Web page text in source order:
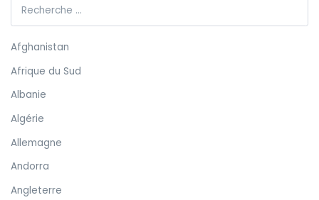
Afghanistan
Afrique du Sud
Albanie
Algérie
Allemagne
Andorra
Angleterre